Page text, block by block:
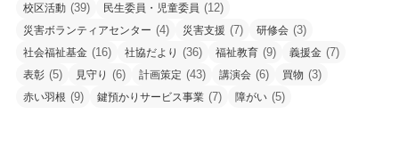
校区活動 (39) 民生委員・児童委員 (12)
災害ボランティアセンター (4) 災害支援 (7) 研修会 (3)
社会福祉基金 (16) 社協だより (36) 福祉教育 (9) 義援金 (7)
表彰 (5) 見守り (6) 計画策定 (43) 講演会 (6) 買物 (3)
赤い羽根 (9) 鍵預かりサービス事業 (7) 障がい (5)